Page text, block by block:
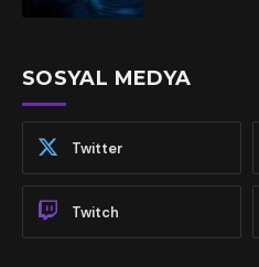
SOSYAL MEDYA
Twitter
Twitch